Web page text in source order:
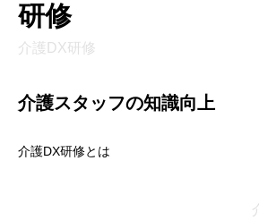
研修
介護DX研修
介護スタッフの知識向上
介護DX研修とは